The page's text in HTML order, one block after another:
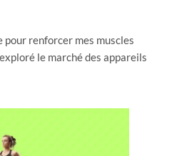
pour renforcer mes muscles
le marché des appareils